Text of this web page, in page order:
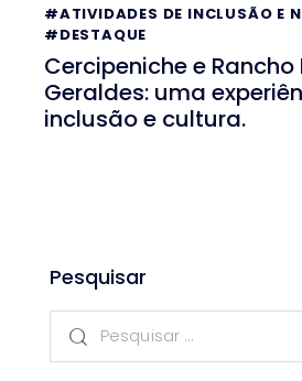
#ATIVIDADES DE INCLUSÃO E
#DESTAQUE
Cercipeniche e
Geraldes: uma
inclusão e cultura.
Pesquisar